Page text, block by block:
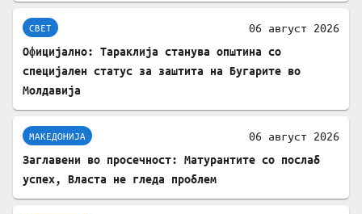
СВЕТ 06 август 2026
Официјално: Тараклија станува општина со
специјален статус за заштита на Бугарите во
Молдавија
МАКЕДОНИЈА 06 август 2026
Заглавени во просечност: Матурантите со послаб
успех, Власта не гледа проблем